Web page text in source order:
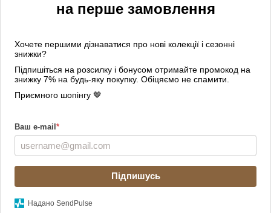
на перше замовлення
Хочете першими дізнаватися про нові колекції і сезонні
знижки?
Підпишіться на розсилку і бонусом отримайте промокод на
знижку 7% на будь-яку покупку. Обіцяємо не спамити.
Приємного шопінгу 🤎
Ваш e-mail *
Підпишусь
Надано SendPulse
клапаном Tom Stone 709 B
черная
4 330 грн
3
4 990 грн